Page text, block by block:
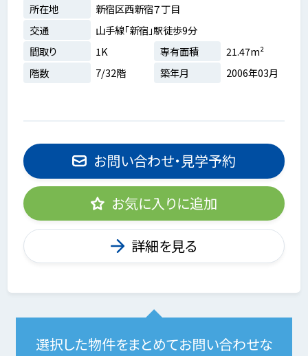
所在地
新宿区西新宿７丁目
交通
山手線「新宿」駅徒歩9分
間取り
1K 専有面積
21.47m²
階数
7/32階 築年月 2006年03月
お問い合わせ・見学予約
お気に入りに追加
詳細を見る
選択した物件をまとめてお問い合わせな